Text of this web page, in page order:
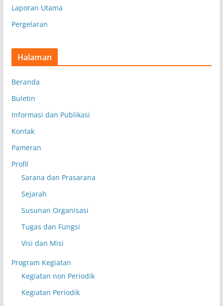
Laporan Utama
Pergelaran
Halaman
Beranda
Buletin
Informasi dan Publikasi
Kontak
Pameran
Profil
Sarana dan Prasarana
Sejarah
Susunan Organisasi
Tugas dan Fungsi
Visi dan Misi
Program Kegiatan
Kegiatan non Periodik
Kegiatan Periodik